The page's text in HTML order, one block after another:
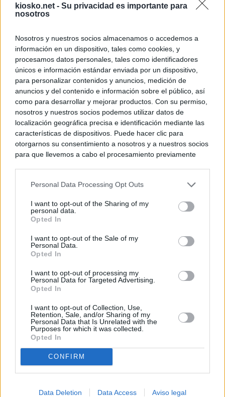
kiosko.net - Su privacidad es importante para
nosotros
Nosotros y nuestros socios almacenamos o accedemos a
información en un dispositivo, tales como cookies, y
procesamos datos personales, tales como identificadores
únicos e información estándar enviada por un dispositivo,
para personalizar contenidos y anuncios, medición de
anuncios y del contenido e información sobre el público, así
como para desarrollar y mejorar productos. Con su permiso,
nosotros y nuestros socios podemos utilizar datos de
localización geográfica precisa e identificación mediante las
características de dispositivos. Puede hacer clic para
otorgarnos su consentimiento a nosotros y a nuestros socios
para que llevemos a cabo el procesamiento previamente
negar su consentimiento. Tenga en cuenta que algún
de su consentimiento, pero usted tiene el derecho de
rechazar tal procesamiento. Sus preferencias se aplicarán
cualquier momento entrando de nuevo en este sitio web o
visitando nuestra política de privacidad.
Personal Data Processing Opt Outs
I want to opt-out of the Sharing of my
personal data.
Opted In
I want to opt-out of the Sale of my
Personal Data.
Opted In
I want to opt-out of processing my
Personal Data for Targeted Advertising.
Opted In
I want to opt-out of Collection, Use,
Retention, Sale, and/or Sharing of my
Personal Data that Is Unrelated with the
Purposes for which it was collected.
Opted In
CONFIRM
Data Deletion Data Access Aviso legal